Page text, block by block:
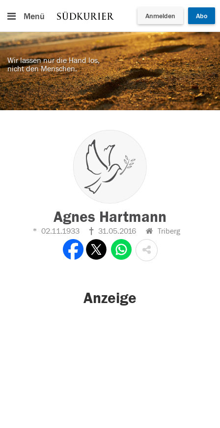
Menü Anmelden Abo
Wir lassen nur die Hand los,
nicht den Menschen.
Agnes Hartmann
02.11.1933 31.05.2016 Triberg
Anzeige